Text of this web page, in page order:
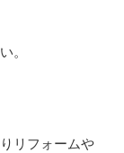
。
リフォームや